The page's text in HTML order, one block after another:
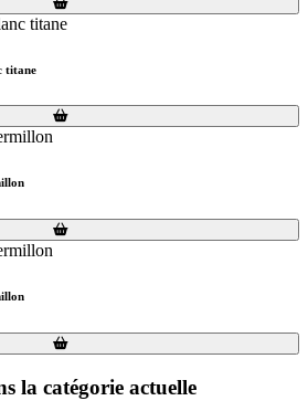
titane
la catégorie actuelle